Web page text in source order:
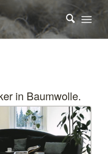
in Baumwolle.